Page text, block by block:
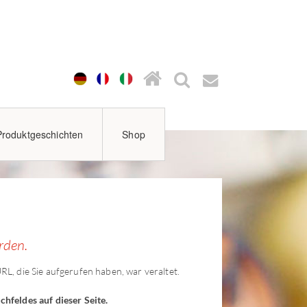
Shop
die Sie aufgerufen haben, war veraltet.
auf dieser Seite.